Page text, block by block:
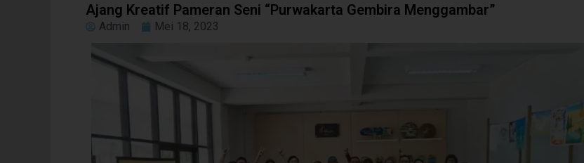
Ajang Kreatif Pameran Seni “Purwakarta Gembira Menggambar”
Admin Mei 18, 2023